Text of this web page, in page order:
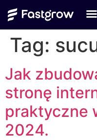
Tag:
Jak
stronę
praktyczne
2024.